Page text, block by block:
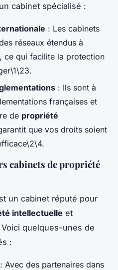
cabinet spécialisé :
: Les cabinets
réseaux étendus à
ce qui facilite la protection
: Ils sont à
françaises et
de propriété
que vos droits soient
cabinets de propriété
un cabinet réputé pour
intellectuelle et
Voici quelques-unes de
:
: Avec des partenaires dans